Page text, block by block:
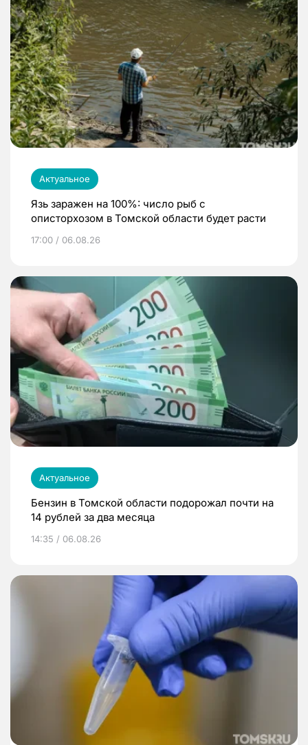
Актуальное
Язь заражен на 100%: число рыб с
описторхозом в Томской области будет расти
17:00 / 06.08.26
Актуальное
Бензин в Томской области подорожал почти на
14 рублей за два месяца
14:35 / 06.08.26